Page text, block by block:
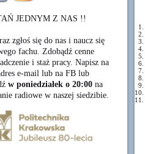
JEDNYM Z NAS !!
zgłoś się do nas i naucz się
fachu. Zdobądź cenne
i staż pracy. Napisz na
e-mail lub na FB lub
w poniedziałek o 20:00na
radiowe w naszej siedzibie.